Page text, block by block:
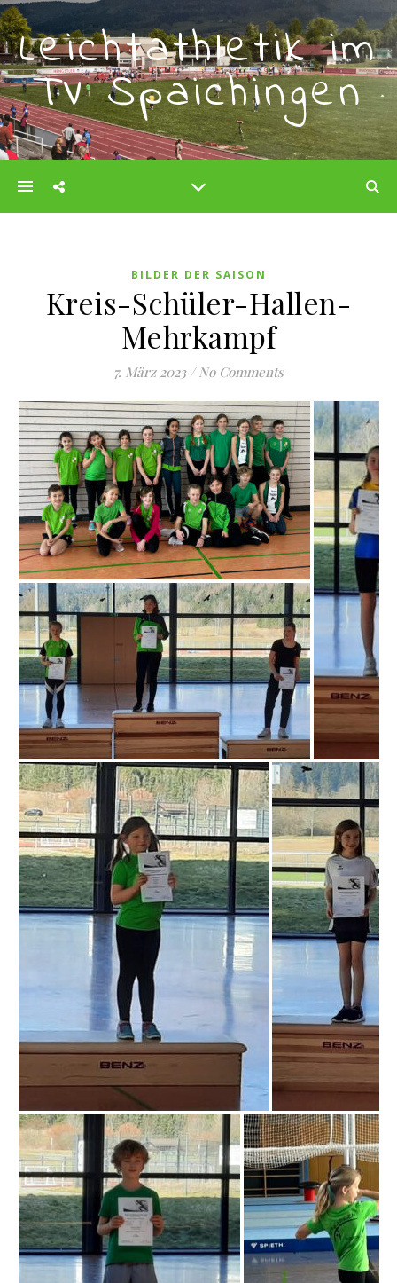
Leichtathletik im
TV Spaichingen
BILDER DER SAISON
Kreis-Schüler-Hallen-
Mehrkampf
7. März 2023 / No Comments